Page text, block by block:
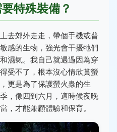
特殊裝備？
去郊外走走，帶個手機或普
感的生物，強光會干擾牠們
濕氣。我自己就遇過因為穿
受不了，根本沒心情欣賞螢
更是為了保護螢火蟲的生
，像四到六月，這時候夜晚
，才能兼顧體驗和保育。